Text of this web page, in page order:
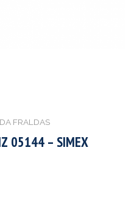
FRALDAS
05144 – SIMEX